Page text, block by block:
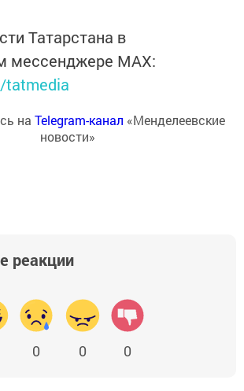
Татарстана в
мессенджере MАХ:
tatmedia
на Telegram-канал «Менделеевские
новости»
реакции
0 0 0